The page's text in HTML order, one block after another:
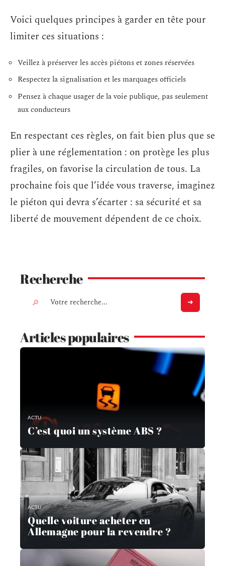
Voici quelques principes à garder en tête pour
limiter ces situations :
Veillez à préserver les accès piétons et zones réservées
Respectez la signalisation et les marquages officiels
Pensez à chaque usager de la voie publique, pas seulement
aux conducteurs
En respectant ces règles, on fait bien plus que se
plier à une réglementation : on protège les plus
fragiles, on favorise la circulation de tous. La
prochaine fois que l’idée vous traverse, imaginez
le piéton qui devra s’écarter : sa sécurité et sa
liberté de mouvement dépendent de ce choix.
Recherche
Articles populaires
ACTU
C’est quoi un système ABS ?
ACTU
Quelle voiture acheter en
Allemagne pour la revendre ?